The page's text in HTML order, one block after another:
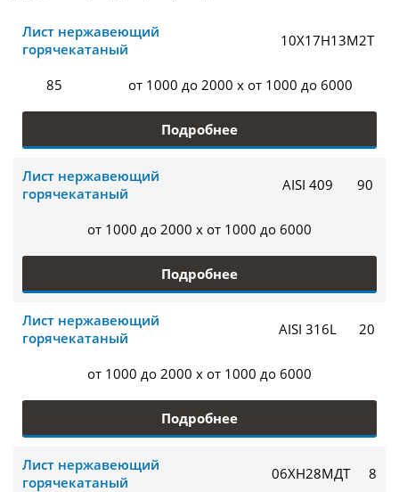
Лист нержавеющий
горячекатаный
10Х17Н13М2Т
85 от 1000 до 2000 x от 1000 до 6000
Подробнее
Лист нержавеющий
горячекатаный
AISI 409 90
от 1000 до 2000 x от 1000 до 6000
Подробнее
Лист нержавеющий
горячекатаный
AISI 316L 20
от 1000 до 2000 x от 1000 до 6000
Подробнее
Лист нержавеющий
горячекатаный
06ХН28МДТ 8